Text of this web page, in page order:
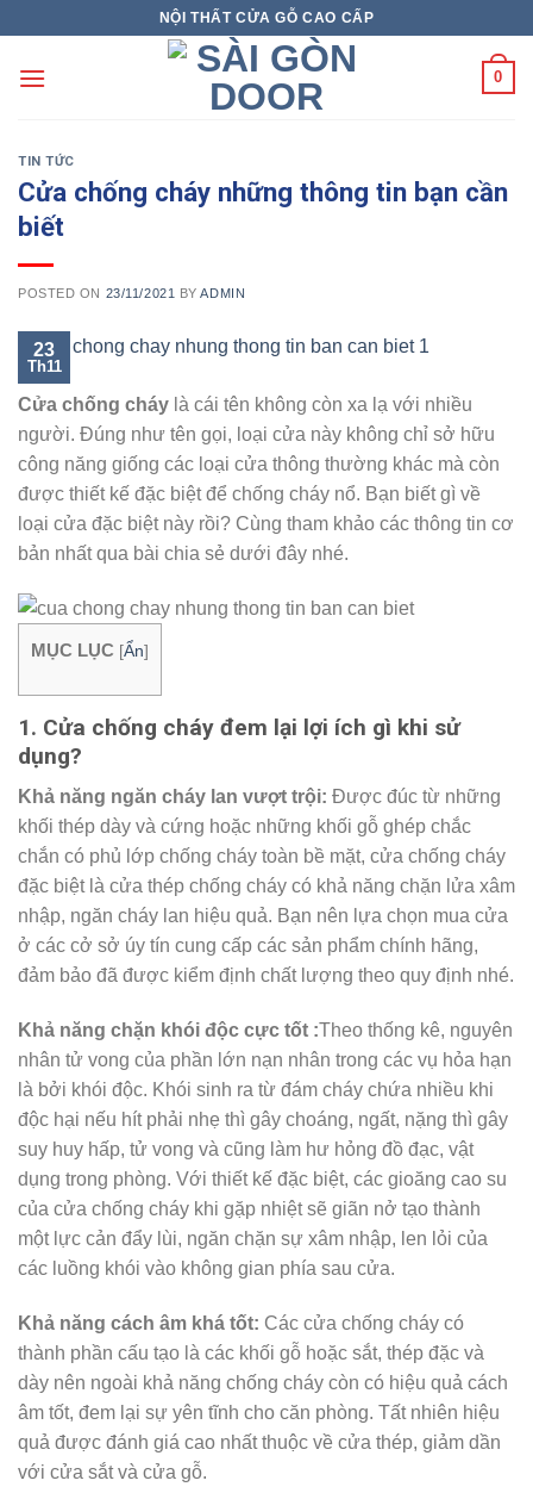
content
NỘI THẤT CỬA GỖ CAO CẤP
0
TIN TỨC
Cửa chống cháy những thông tin bạn cần
biết
POSTED ON 23/11/2021 BYADMIN
23
Th11
Cửa chống cháy là cái tên không còn xa lạ với nhiều
người. Đúng như tên gọi, loại cửa này không chỉ sở hữu
công năng giống các loại cửa thông thường khác mà còn
được thiết kế đặc biệt để chống cháy nổ. Bạn biết gì về
loại cửa đặc biệt này rồi? Cùng tham khảo các thông tin cơ
bản nhất qua bài chia sẻ dưới đây nhé.
MỤC LỤC [Ẩn]
1. Cửa chống cháy đem lại lợi ích gì khi sử
dụng?
Khả năng ngăn cháy lan vượt trội: Được đúc từ những
khối thép dày và cứng hoặc những khối gỗ ghép chắc
chắn có phủ lớp chống cháy toàn bề mặt, cửa chống cháy
đặc biệt là cửa thép chống cháy có khả năng chặn lửa xâm
nhập, ngăn cháy lan hiệu quả. Bạn nên lựa chọn mua cửa
ở các cở sở úy tín cung cấp các sản phẩm chính hãng,
đảm bảo đã được kiểm định chất lượng theo quy định nhé.
Khả năng chặn khói độc cực tốt :Theo thống kê, nguyên
nhân tử vong của phần lớn nạn nhân trong các vụ hỏa hạn
là bởi khói độc. Khói sinh ra từ đám cháy chứa nhiều khi
độc hại nếu hít phải nhẹ thì gây choáng, ngất, nặng thì gây
suy huy hấp, tử vong và cũng làm hư hỏng đồ đạc, vật
dụng trong phòng. Với thiết kế đặc biệt, các gioăng cao su
của cửa chống cháy khi gặp nhiệt sẽ giãn nở tạo thành
một lực cản đẩy lùi, ngăn chặn sự xâm nhập, len lỏi của
các luồng khói vào không gian phía sau cửa.
Khả năng cách âm khá tốt: Các cửa chống cháy có
thành phần cấu tạo là các khối gỗ hoặc sắt, thép đặc và
dày nên ngoài khả năng chống cháy còn có hiệu quả cách
âm tốt, đem lại sự yên tĩnh cho căn phòng. Tất nhiên hiệu
quả được đánh giá cao nhất thuộc về cửa thép, giảm dần
với cửa sắt và cửa gỗ.